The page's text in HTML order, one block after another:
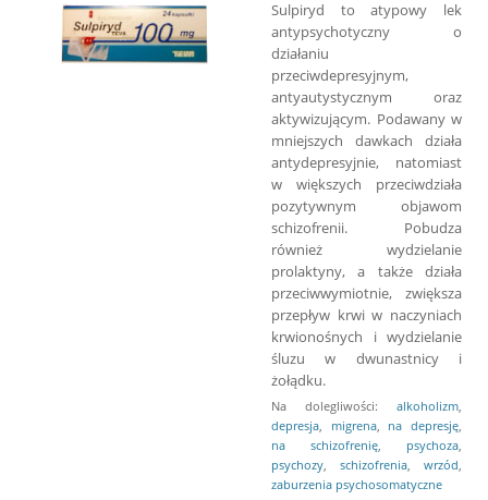
Sulpiryd to atypowy lek
antypsychotyczny o
działaniu
przeciwdepresyjnym,
antyautystycznym oraz
aktywizującym. Podawany w
mniejszych dawkach działa
antydepresyjnie, natomiast
w większych przeciwdziała
pozytywnym objawom
schizofrenii. Pobudza
również wydzielanie
prolaktyny, a także działa
przeciwwymiotnie, zwiększa
przepływ krwi w naczyniach
krwionośnych i wydzielanie
śluzu w dwunastnicy i
żołądku.
Na dolegliwości: alkoholizm
depresja
migrena, na depresję
na schizofrenię
psychoza
psychozy
schizofrenia wrzód
zaburzenia psychosomatyczne